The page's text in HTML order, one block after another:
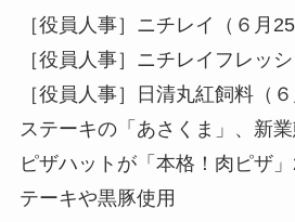
［役員人事］ニチレイ（６月25
［役員人事］ニチレイフレッ
［役員人事］日清丸紅飼料（６
ステーキの「あさくま」、新
ピザハットが「本格！肉ピザ
テーキや黒豚使用